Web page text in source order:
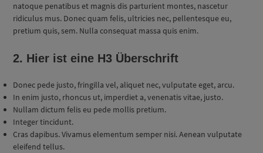
natoque penatibus et magnis dis parturient montes, nascetur
ridiculus mus. Donec quam felis, ultricies nec, pellentesque eu,
pretium quis, sem. Nulla consequat massa quis enim.
2. Hier ist eine H3 Überschrift
Donec pede justo, fringilla vel, aliquet nec, vulputate eget, arcu.
In enim justo, rhoncus ut, imperdiet a, venenatis vitae, justo.
Nullam dictum felis eu pede mollis pretium.
Integer tincidunt.
Cras dapibus. Vivamus elementum semper nisi. Aenean vulputate
eleifend tellus.